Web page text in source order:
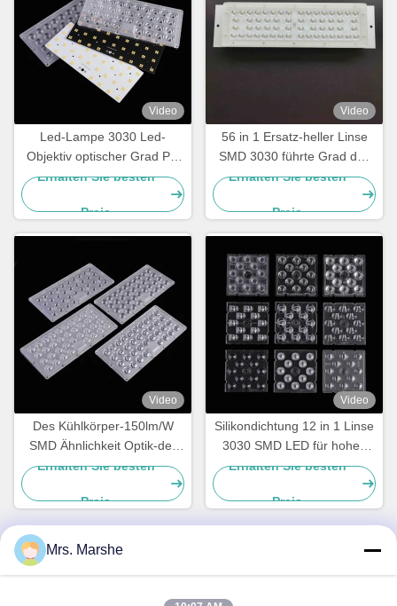
Video
Led-Lampe 3030 Led-
Objektiv optischer Grad PC
60 Grad Strahlwinkel
Erhalten Sie besten
Preis
Video
56 in 1 Ersatz-heller Linse
SMD 3030 führte Grad des
Modul-155X80
Erhalten Sie besten
Preis
Video
Des Kühlkörper-150lm/W
SMD Ähnlichkeit Optik-der
Linsen-PH3030 18 für Licht
Erhalten Sie besten
Preis
Video
Silikondichtung 12 in 1 Linse
3030 SMD LED für hohes
Bucht-Licht
Erhalten Sie besten
Preis
Mrs. Marshe